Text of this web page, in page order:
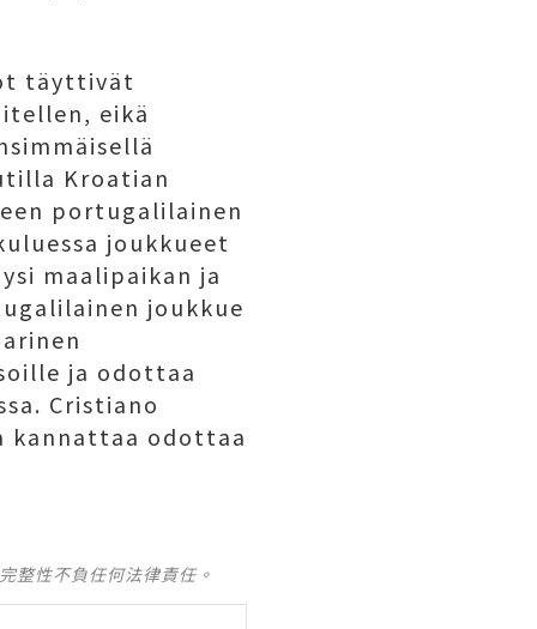
täyttivät
eikä
Kroatian
portugalilainen
joukkueet
maalipaikan ja
joukkue
ja odottaa
Cristiano
kannattaa odottaa
整性不負任何法律責任。